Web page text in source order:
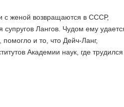
с женой возвращаются в СССР,
супругов Лангов. Чудом ему
и то, что Дейч-Ланг,
Академии наук, где трудился